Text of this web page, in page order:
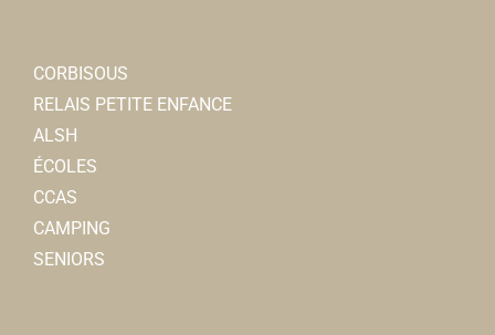
CORBISOUS
RELAIS PETITE ENFANCE
ALSH
ÉCOLES
CCAS
CAMPING
SENIORS